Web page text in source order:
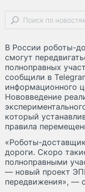
В России роботы-
смогут
полноправных
сообщили в
информационного
Нововведение
который
правила
«Роботы-
дороги. Скоро
полноправными
— новый проект
передвижения», —